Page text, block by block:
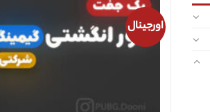
اورجینال